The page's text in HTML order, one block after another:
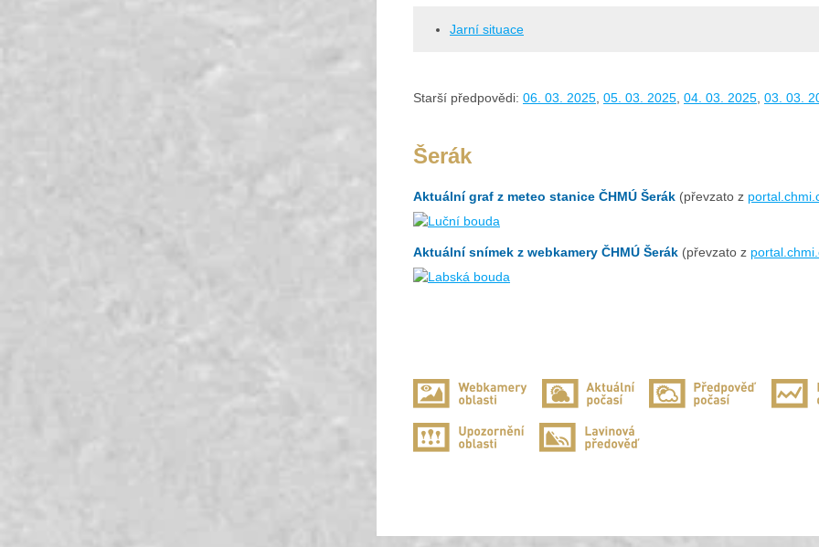
Jarní situace
Starší předpovědi: 06. 03. 2025 05. 03. 2025 04. 03. 2025 03. 03.
Šerák
Aktuální graf z meteo stanice ČHMÚ Šerák (převzato z
Aktuální snímek z webkamery ČHMÚ Šerák (převzato z